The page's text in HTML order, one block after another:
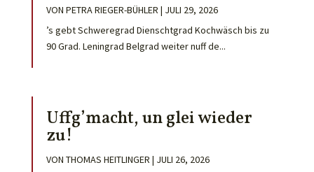
VON PETRA RIEGER-BÜHLER | JULI 29, 2026
’s gebt Schweregrad Dienschtgrad Kochwäsch bis zu
90 Grad. Leningrad Belgrad weiter nuff de...
Uffg’macht, un glei wieder
zu!
VON THOMAS HEITLINGER | JULI 26, 2026